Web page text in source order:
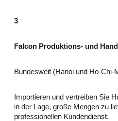
3
Falcon Produktions- und
Bundesweit (Hanoi und Ho-Chi-
Importieren und vertreiben Sie
in der Lage, große Mengen zu
professionellen Kundendienst.